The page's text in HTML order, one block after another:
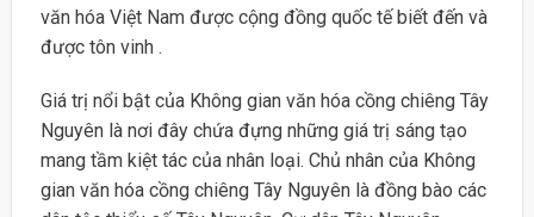
văn hóa Việt Nam được cộng đồng quốc tế biết đến và
được tôn vinh .
Giá trị nổi bật của Không gian văn hóa cồng chiêng Tây
Nguyên là nơi đây chứa đựng những giá trị sáng tạo
mang tầm kiệt tác của nhân loại. Chủ nhân của Không
gian văn hóa cồng chiêng Tây Nguyên là đồng bào các